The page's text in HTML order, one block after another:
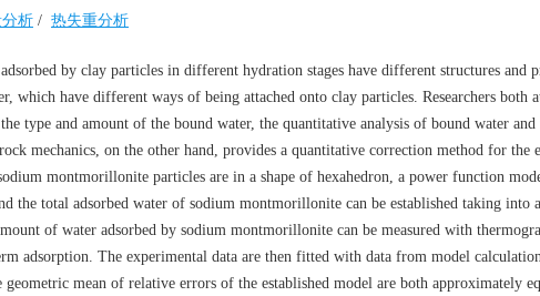
析 / 热失重分析
by clay particles in different hydration stages have different structures and
which have different ways of being attached onto clay particles. Researchers both at
type and amount of the bound water, the quantitative analysis of bound water and
mechanics, on the other hand, provides a quantitative correction method for the
montmorillonite particles are in a shape of hexahedron, a power function
the total adsorbed water of sodium montmorillonite can be established taking into
of water adsorbed by sodium montmorillonite can be measured with
adsorption. The experimental data are then fitted with data from model
mean of relative errors of the established model are both approximately